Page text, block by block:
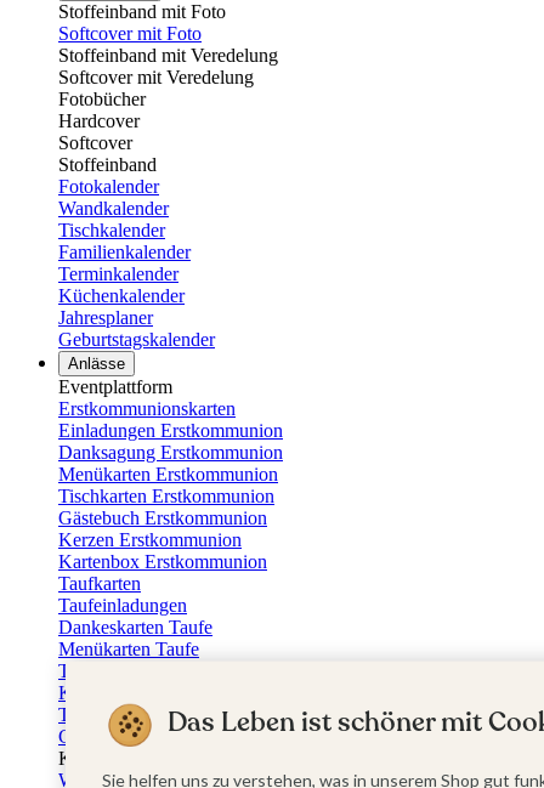
Stoffeinband mit Foto
Softcover mit Foto
Stoffeinband mit Veredelung
Softcover mit Veredelung
Fotobücher
Hardcover
Softcover
Stoffeinband
Fotokalender
Wandkalender
Tischkalender
Familienkalender
Terminkalender
Küchenkalender
Jahresplaner
Geburtstagskalender
Anlässe
Eventplattform
Erstkommunionskarten
Einladungen Erstkommunion
Danksagung Erstkommunion
Menükarten Erstkommunion
Tischkarten Erstkommunion
Gästebuch Erstkommunion
Kerzen Erstkommunion
Kartenbox Erstkommunion
Taufkarten
Taufeinladungen
Dankeskarten Taufe
Menükarten Taufe
Tischkarten Taufe
Kirchenheft Taufe
Taufkerzen
Gästebuch Taufe
Kartenbox Taufe
Willkommensschilder Taufe
Das Leben ist schöner mit
Sie helfen uns zu verstehen, was in unserem Shop gut